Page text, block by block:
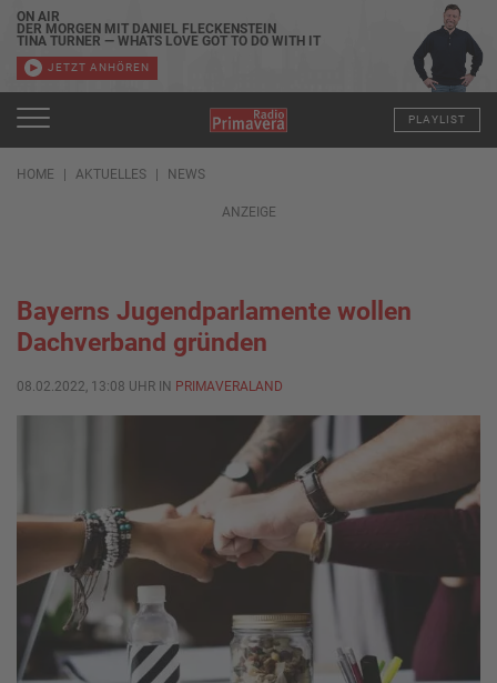
ON AIR
DER MORGEN MIT DANIEL FLECKENSTEIN
TINA TURNER — WHATS LOVE GOT TO DO WITH IT
JETZT ANHÖREN
PLAYLIST
HOME AKTUELLES NEWS
ANZEIGE
Bayerns Jugendparlamente wollen
Dachverband gründen
08.02.2022, 13:08 UHR IN PRIMAVERALAND